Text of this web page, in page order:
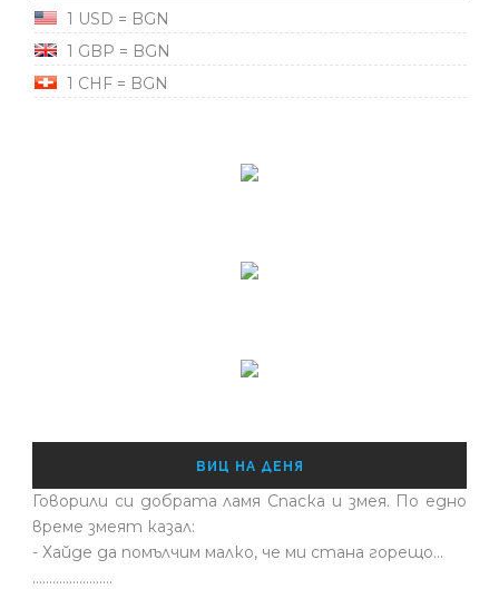
1 USD = BGN
1 GBP = BGN
1 CHF = BGN
ВИЦ НА ДЕНЯ
Говорили си добрата ламя Спаска и змея. По едно
време змеят казал:
- Хайде да помълчим малко, че ми стана горещо...
........................